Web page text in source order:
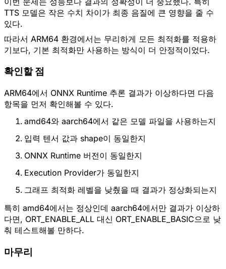
TTS 모델은 작은 수치 차이가 최종 음질에 큰 영향을 줄 수
있다.
따라서 ARM64 환경에서는 무리하게 모든 최적화를 적용하
기보다, 기본 최적화만 사용하는 방식이 더 안정적이었다.
확인할 점
ARM64에서 ONNX Runtime 추론 결과가 이상하다면 다음
항목을 먼저 확인해볼 수 있다.
amd64와 aarch64에서 같은 모델 파일을 사용하는지
입력 텐서 값과 shape이 동일한지
ONNX Runtime 버전이 동일한지
Execution Provider가 동일한지
그래프 최적화 레벨을 낮췄을 때 결과가 정상화되는지
특히 amd64에서는 정상인데 aarch64에서만 결과가 이상하
다면, ORT_ENABLE_ALL 대신 ORT_ENABLE_BASIC으로 낮
춰 테스트해볼 만하다.
마무리